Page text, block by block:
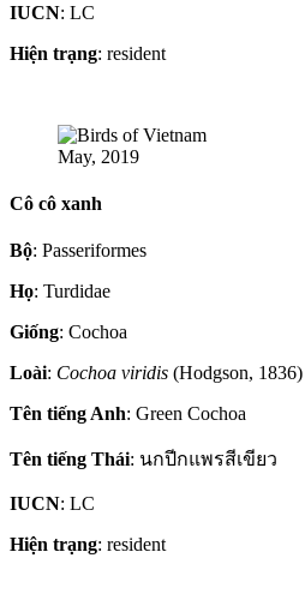
IUCN: LC
Hiện trạng: resident
May, 2019
Cô cô xanh
Bộ: Passeriformes
Họ: Turdidae
Giống: Cochoa
Loài: Cochoa viridis (Hodgson, 1836)
Tên tiếng Anh: Green Cochoa
Tên tiếng Thái: นกปีกแพรสีเขียว
IUCN: LC
Hiện trạng: resident